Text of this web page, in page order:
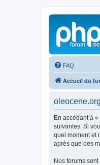
FAQ
Accueil du
En accédant à
suivantes. Si
quel moment et
après que des
Nos forums